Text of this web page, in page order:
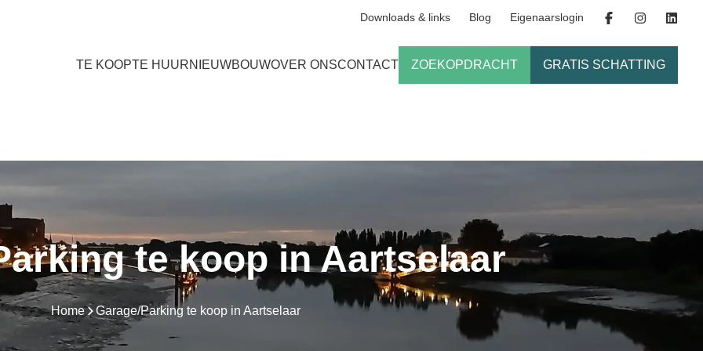
Downloads & links Blog Eigenaarslogin
TE KOOPTE HUURNIEUWBOUWOVER ONSCONTACT ZOEKOPDRACHT GRATIS SCHATTING
te koop in Aartselaar
Home Garage/Parking te koop in Aartselaar